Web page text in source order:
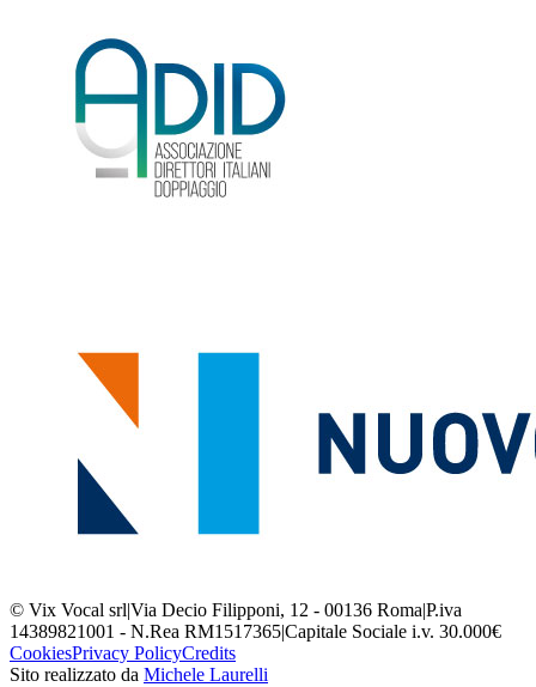
© Vix Vocal srl|Via Decio Filipponi, 12 - 00136 Roma|P.iva
14389821001 - N.Rea RM1517365|Capitale Sociale i.v. 30.000€
CookiesPrivacy PolicyCredits
Sito realizzato da Michele Laurelli